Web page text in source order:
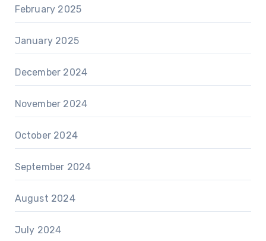
February 2025
January 2025
December 2024
November 2024
October 2024
September 2024
August 2024
July 2024